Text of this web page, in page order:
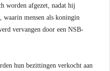
worden afgezet, nadat hij
waarin mensen als koningin
vervangen door een NSB-
hun bezittingen verkocht aan